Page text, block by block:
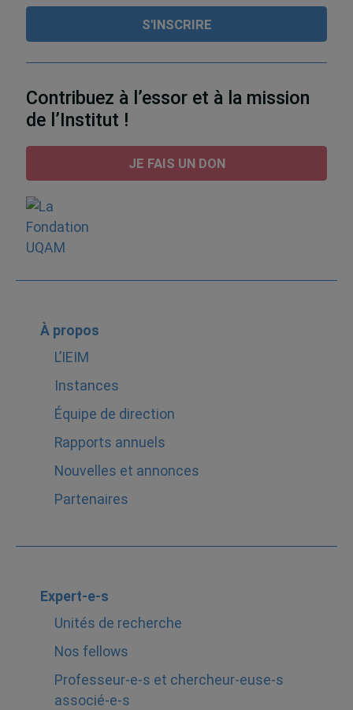
Contribuez à l’essor et à la mission
de l’Institut !
JE FAIS UN DON
À propos
L’IEIM
Instances
Équipe de direction
Rapports annuels
Nouvelles et annonces
Partenaires
Expert-e-s
Unités de recherche
Nos fellows
Professeur-e-s et chercheur-euse-s
associé-e-s